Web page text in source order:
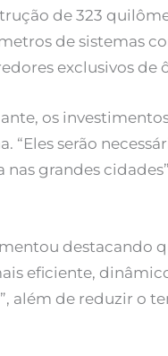
de 323
de sistemas
exclusivos de
os
serão
grandes
destacando
eficiente,
além de reduzir o